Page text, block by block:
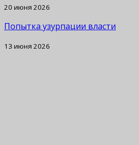
20 июня 2026
Попытка узурпации власти
13 июня 2026